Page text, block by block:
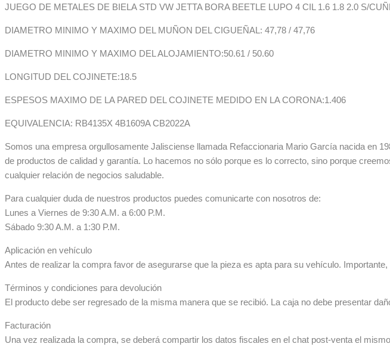
JUEGO DE METALES DE BIELA STD VW JETTA BORA BEETLE LUPO 4 CIL 1.6 1.8 2.0 S/
DIAMETRO MINIMO Y MAXIMO DEL MUÑON DEL CIGUEÑAL: 47,78 / 47,76
DIAMETRO MINIMO Y MAXIMO DEL ALOJAMIENTO:50.61 / 50.60
LONGITUD DEL COJINETE:18.5
ESPESOS MAXIMO DE LA PARED DEL COJINETE MEDIDO EN LA CORONA:1.406
EQUIVALENCIA: RB4135X 4B1609A CB2022A
Somos una empresa orgullosamente Jalisciense llamada Refaccionaria Mario García nacida en
de productos de calidad y garantía. Lo hacemos no sólo porque es lo correcto, sino porque
cualquier relación de negocios saludable.
Para cualquier duda de nuestros productos puedes comunicarte con nosotros de:
Lunes a Viernes de 9:30 A.M. a 6:00 P.M.
Sábado 9:30 A.M. a 1:30 P.M.
Aplicación en vehículo
Antes de realizar la compra favor de asegurarse que la pieza es apta para su vehículo.
Términos y condiciones para devolución
El producto debe ser regresado de la misma manera que se recibió. La caja no debe presentar
Facturación
Una vez realizada la compra, se deberá compartir los datos fiscales en el chat post-venta el